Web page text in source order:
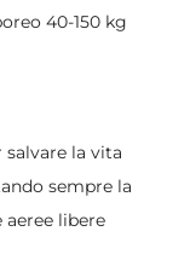
40-150 kg
la vita
sempre la
aeree libere